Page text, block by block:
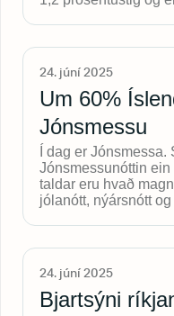
24. júní 2025
Um 60%
Jónsmessu
Í dag er
Jónsmessunóttin
taldar eru hvað
jólanótt, nýársnótt
24. júní 2025
Bjartsýni